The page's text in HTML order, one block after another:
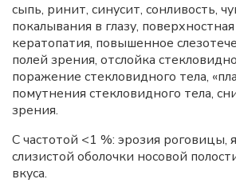
сыпь, ринит, синусит, сонливость,
покалывания в глазу,
кератопатия, повышенное
полей зрения, отслойка
поражение стекловидного тела,
помутнения стекловидного тела,
зрения.
С частотой <1 %: эрозия роговицы,
слизистой оболочки носовой
вкуса.